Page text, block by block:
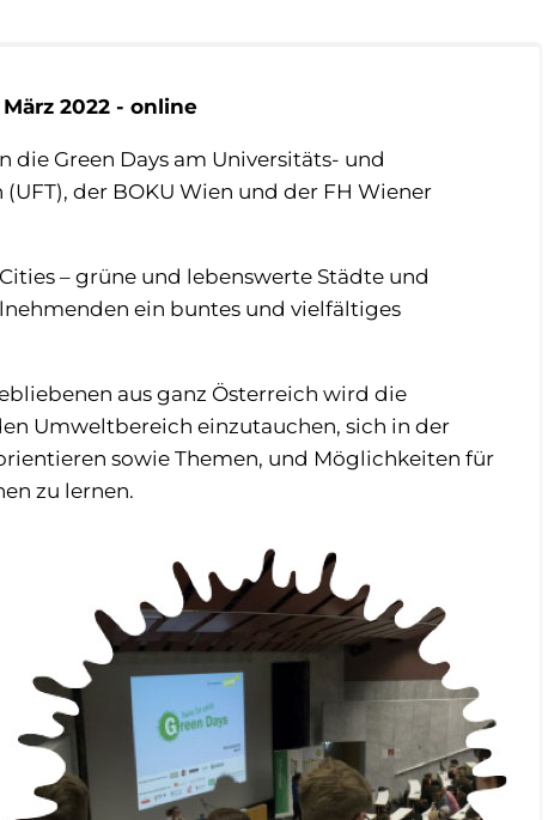
März 2022 - online
die Green Days am Universitäts- und
der BOKU Wien und der FH Wiener
– grüne und lebenswerte Städte und
ein buntes und vielfältiges
aus ganz Österreich wird die
Umweltbereich einzutauchen, sich in der
sowie Themen, und Möglichkeiten für
zu lernen.